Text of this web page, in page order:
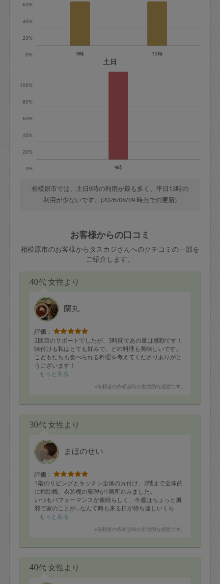
※キャンセル料金の設定について：
定期依頼1回（3時間）の金額とスポット
0%
20%
40%
60%
9時 13時
土日
0%
20%
40%
60%
80%
100%
9時
相模原市では、土日9時の利用が最も多く、平日13時の
利用が少ないです。(2026/08/09 時点での更新)
お客様からの口コミ
相模原市のお客様からタスカジさんへのクチコミの一部を
ご紹介します。
40代 女性より
蘭丸
評価：
2回目のサポートでしたが、3時間であの量は感動です！
味付けも私はとても好みで、どの料理も美味しいです。
こどもたちも食べられる料理を考えてくださりありがと
うございます！
よろしくお願いいたします！
もっと見る
※依頼者の依頼当時の主観的な感想です。
30代 女性より
まほのせい
評価：
1階のリビングとキッチン全体の片付け、2階まで全体的
に掃除機、衣装棚の整理が1箇所進みました。
いつもパフォーマンスが素晴らしく、今週はちょっと風
邪で家のことが…なんて時も来る日が待ち遠しいくら
い、掃除後は気持ち良く過ごせて幸せです😊
もっと見る
※依頼者の依頼当時の主観的な感想です。
40代 女性より